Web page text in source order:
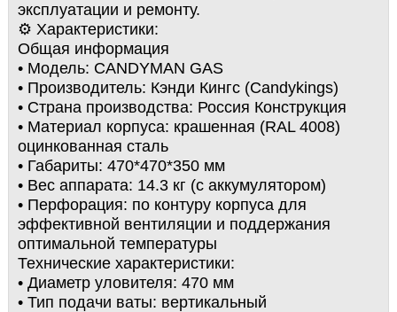
эксплуатации и ремонту.
⚙️ Характеристики:
Общая информация
• Модель: CANDYMAN GAS
• Производитель: Кэнди Кингс (Candykings)
• Страна производства: Россия Конструкция
• Материал корпуса: крашенная (RAL 4008)
оцинкованная сталь
• Габариты: 470*470*350 мм
• Вес аппарата: 14.3 кг (с аккумулятором)
• Перфорация: по контуру корпуса для
эффективной вентиляции и поддержания
оптимальной температуры
Технические характеристики:
• Диаметр уловителя: 470 мм
• Тип подачи ваты: вертикальный